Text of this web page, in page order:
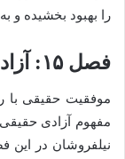
را بهبود بخشیده و
فصل ۱۵: آزادی
موفقیت حقیقی با
مفهوم آزادی
نیلفروشان در این